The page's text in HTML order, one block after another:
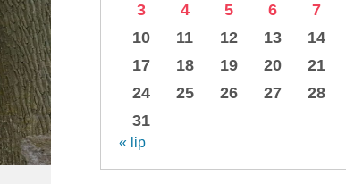
3
4 5 6 7
10
11 12 13 14
17
18 19 20 21
24
25 26 27 28
31
« lip